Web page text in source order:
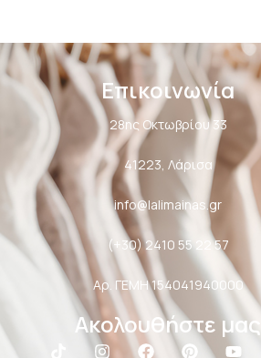
Επικοινωνία
28ης Οκτωβρίου 33
41223, Λάρισα
info@lalimainas.gr
(+30) 2410 55 22 57
Αρ. ΓΕΜΗ 154041940000
Ακολουθήστε μας